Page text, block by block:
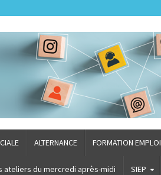
ALTERNANCE FORMATION EMPLOI
ateliers du mercredi après-midi SIEP